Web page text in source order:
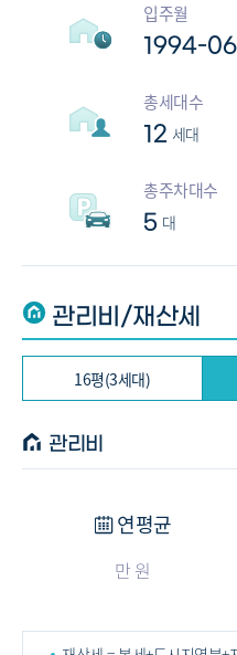
입주월
1994-
총세대수
12 세대
총주차대수
5 대
관리비/재산세
16평(3세대)
관리비
연평균
만 원